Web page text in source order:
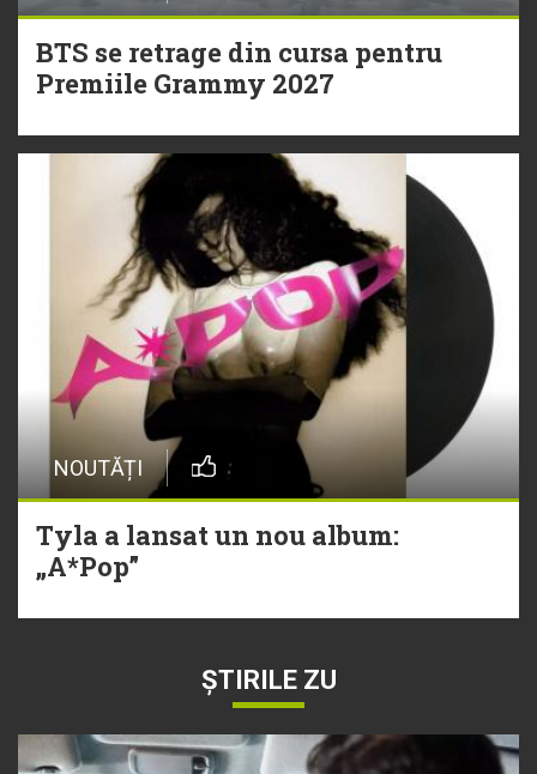
BTS se retrage din cursa pentru
Premiile Grammy 2027
NOUTĂȚI
Tyla a lansat un nou album:
„A*Pop”
ȘTIRILE ZU